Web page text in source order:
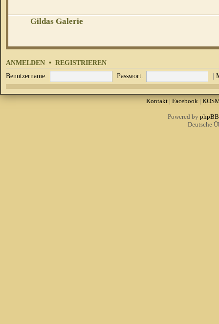
Gildas Galerie
ANMELDEN • REGISTRIEREN
Benutzername: Passwort: |
Kontakt| Facebook|
Powered by phpBB
Deutsche